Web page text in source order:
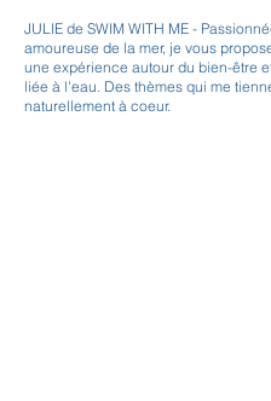
JULIE de SWIM WITH ME -
amoureuse de la mer, je vous
une expérience autour du bien-être
liée à l'eau. Des thèmes qui me
naturellement à coeur.